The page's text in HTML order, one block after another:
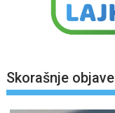
Skorašnje objave